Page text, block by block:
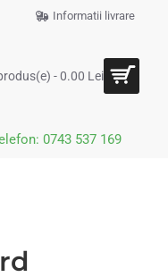
Informatii livrare
- 0.00 Lei
0743 537 169